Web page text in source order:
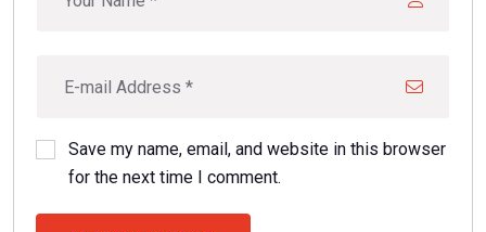
Save my name, email, and website in this browser
for the next time I comment.